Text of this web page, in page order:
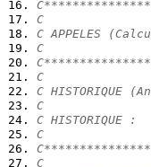
C
C APPELES
C
C
C HISTORIQUE
C
C HISTORIQUE :
C
C